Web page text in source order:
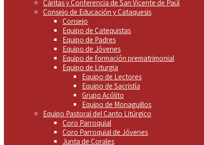
Cáritas y Conferencia de San Vicente de Paúl
Consejo de Educación y Cataquesis
Consejo
Equipo de Catequistas
Equipo de Padres
Equipo de Jóvenes
Equipo de formación prematrimonial
Equipo de Liturgia
Equipo de Lectores
Equipo de Sacristía
Grupo Acólito
Equipo de Monaguillos
Equipo Pastoral del Canto Litúrgico
Coro Parroquial
Coro Parroquial de Jóvenes
Junta de Corales